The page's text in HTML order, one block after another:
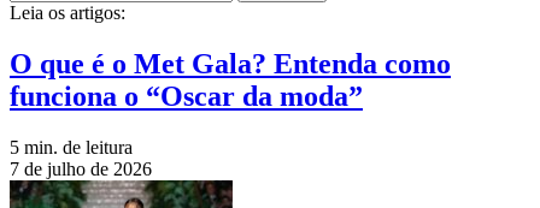
Leia os artigos:
O que é o Met Gala? Entenda como
funciona o “Oscar da moda”
5 min. de leitura
7 de julho de 2026